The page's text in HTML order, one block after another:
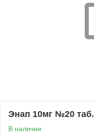
Энап 10мг №20 таб.
В наличии